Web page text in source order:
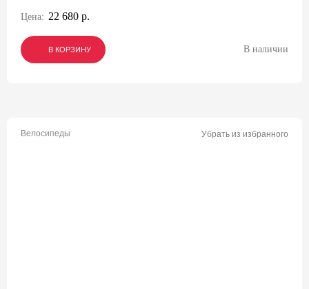
Цена: 22 680 р.
В КОРЗИНУ
В КОРЗИНУ
В КОРЗИНУ В наличии
Велосипеды Убрать из избранного